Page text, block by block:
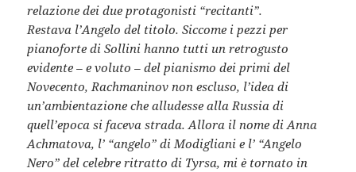
relazione dei due protagonisti “recitanti”.
Restava l’Angelo del titolo. Siccome i pezzi per
pianoforte di Sollini hanno tutti un retrogusto
evidente – e voluto – del pianismo dei primi del
Novecento, Rachmaninov non escluso, l’idea di
un’ambientazione che alludesse alla Russia di
quell’epoca si faceva strada. Allora il nome di Anna
Achmatova, l’ “angelo” di Modigliani e l’ “Angelo
Nero” del celebre ritratto di Tyrsa, mi è tornato in